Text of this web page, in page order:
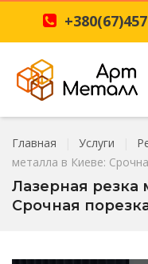
Главная Услуги
металла в Киеве:
Лазерная резка
Срочная